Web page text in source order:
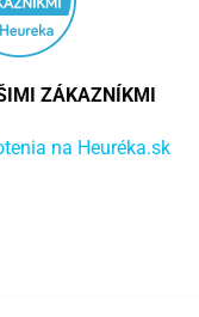
ZÁKAZNÍKMI
na Heuréka.sk